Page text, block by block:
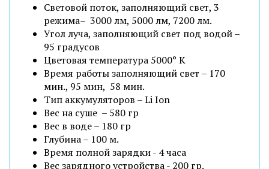
Световой поток, заполняющий свет, 3
режима– 3000 лм, 5000 лм, 7200 лм.
Угол луча, заполняющий свет под водой –
95 градусов
Цветовая температура 5000° К
Время работы заполняющий свет – 170
мин., 95 мин, 58 мин.
Тип аккумуляторов – Li Ion
Вес на суше – 580 гр
Вес в воде – 180 гр
Глубина – 100 м.
Время полной зарядки - 4 часа
Вес зарядного устройства - 200 гр.